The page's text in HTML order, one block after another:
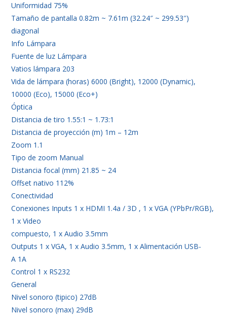
Uniformidad 75%
Tamaño de pantalla 0.82m ~ 7.61m (32.24″ ~ 299.53″)
diagonal
Info Lámpara
Fuente de luz Lámpara
Vatios lámpara 203
Vida de lámpara (horas) 6000 (Bright), 12000 (Dynamic),
10000 (Eco), 15000 (Eco+)
Óptica
Distancia de tiro 1.55:1 ~ 1.73:1
Distancia de proyección (m) 1m – 12m
Zoom 1.1
Tipo de zoom Manual
Distancia focal (mm) 21.85 ~ 24
Offset nativo 112%
Conectividad
Conexiones Inputs 1 x HDMI 1.4a / 3D , 1 x VGA (YPbPr/RGB),
1 x Video
compuesto, 1 x Audio 3.5mm
Outputs 1 x VGA, 1 x Audio 3.5mm, 1 x Alimentación USB-
A 1A
Control 1 x RS232
General
Nivel sonoro (tipico) 27dB
Nivel sonoro (max) 29dB